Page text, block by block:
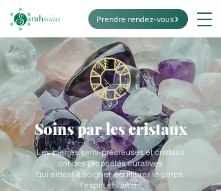
Prendre rendez-vous
Soins par les cristaux
Les pierres semi-précieuses et cristaux
ont des propriétés curatives
qui aident à soigner, équilibrer le corps,
l'esprit et l'âme.